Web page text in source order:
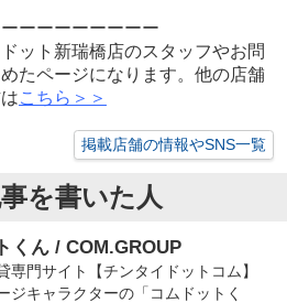
ーーーーーーーー
ット新瑞橋店のスタッフやお問
たページになります。他の店舗
こちら＞＞
掲載店舗の情報やSNS一覧
を書いた人
くん / COM.GROUP
専門サイト【チンタイドットコム】
ジキャラクターの「コムドットく